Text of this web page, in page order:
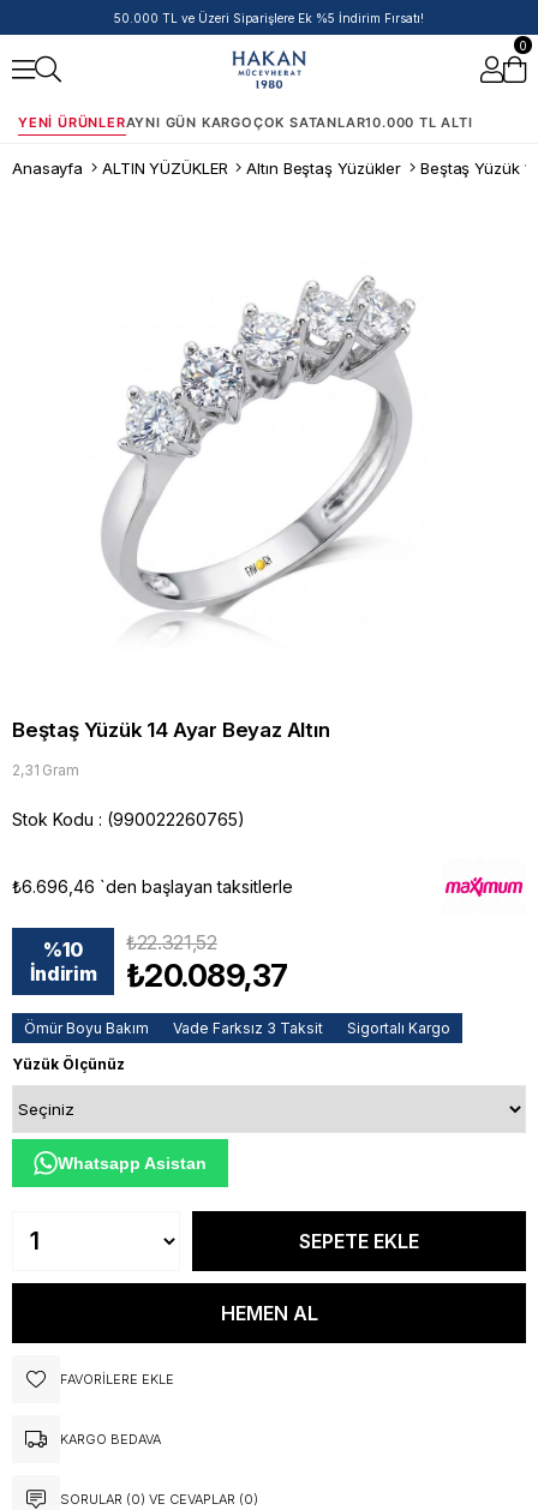
14 Ayar Ürünlerde Havale/EFT İndirimi
0
YENI ÜRÜNLERAYNI GÜN KARGOÇOK SATANLAR10.000 TL ALTI
Anasayfa ALTIN YÜZÜKLER Altın Beştaş Yüzükler Beştaş Yüzük
Beştaş Yüzük 14 Ayar Beyaz Altın
2,31 Gram
Stok Kodu (990022260765)
₺6.696,46 `den başlayan taksitlerle
%10
İndirim
₺22.321,52
₺20.089,37
Ömür Boyu Bakım Vade Farksız 3 Taksit
Sigortalı Kargo
Yüzük Ölçünüz
Whatsapp Asistan
FAVORILERE EKLE
KARGO BEDAVA
SORULAR (0) VE CEVAPLAR (0)